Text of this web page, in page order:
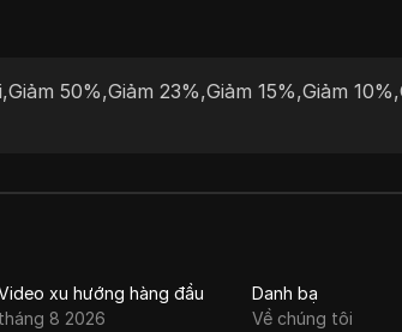
khả
bảo trải nghiệm duyệt web
khách hàng xuất sắc của
,Giảm 50%,Giảm 23%,Giảm 15%,Giảm 10%,
xu hướng hàng đầu
tháng 8 2026
Danh bạ
Về chúng tôi